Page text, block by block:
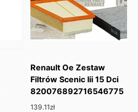
Renault Oe Zestaw
Filtrów Scenic Iii 15 Dci
820076892716546775
139.11zł